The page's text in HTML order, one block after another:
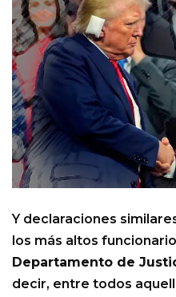
Y declaraciones
los más altos
Departamento de
decir, entre todos